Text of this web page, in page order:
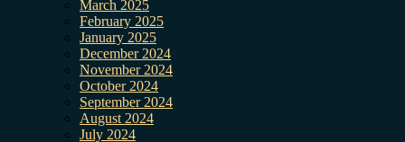
March 2025
February 2025
January 2025
December 2024
November 2024
October 2024
September 2024
August 2024
July 2024